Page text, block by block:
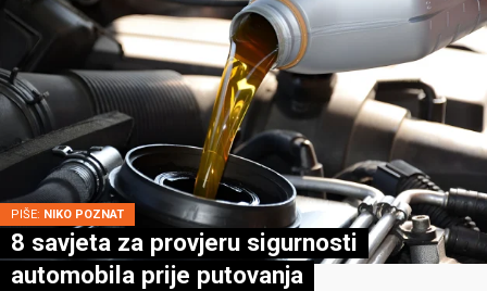
PIŠE: NIKO POZNAT
8 savjeta za provjeru sigurnosti
automobila prije putovanja